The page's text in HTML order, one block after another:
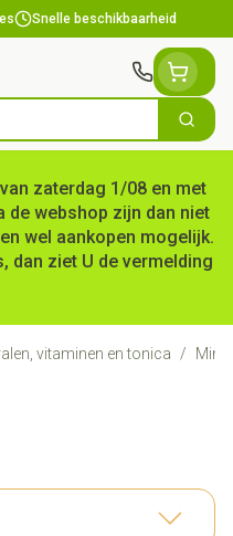
Snelle beschikbaarheid
Zoek
zaterdag 1/08 en met
de webshop zijn dan niet
wel aankopen mogelijk.
dan ziet U de vermelding
vitaminen en tonica /